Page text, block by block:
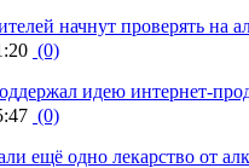
начнут проверять на
(0)
идею интернет-
(0)
ещё одно лекарство от